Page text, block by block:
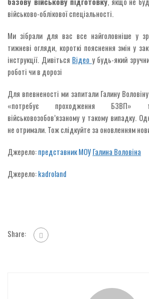
військово-облікової спеціальності.
Ми зібрали для вас все найголовніше у
тижневі огляди, короткі пояснення змін у
інструкції. Дивіться Відео у будь-який
роботі чи в дорозі
Для впевненості ми запитали Галину
«потребує проходження
військовозобов’язаному у такому випадку.
не отримали. Тож слідкуйте за оновленням
Джерело:представник МОУГалина Воловіна
Джерело:kadroland
Share: